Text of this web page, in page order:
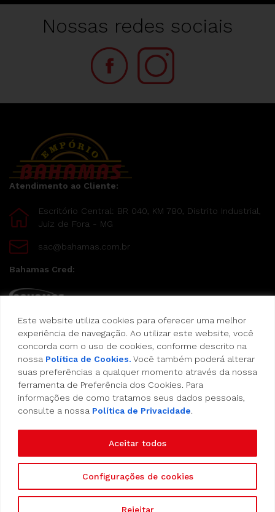
Este website utiliza cookies para oferecer uma melhor
experiência de navegação. Ao utilizar este website, você
concorda com o uso de cookies, conforme descrito na
nossa Política de Cookies. Você também poderá alterar
suas preferências a qualquer momento através da nossa
ferramenta de Preferência dos Cookies. Para
informações de como tratamos seus dados pessoais,
consulte a nossa Política de Privacidade.
Configurações de cookies
Rejeitar
Aceitar todos
Nossas redes sociais
Atendimento ao Cliente:
Escritório Central: BR 040, KM 780, Distrito Industrial,
Juiz de Fora - MG
sac@bahamas.com.br
Bahamas Cred:
Pague suas compras com o Bahamas Cred
Formas de pagamento:
Cartão de Crédito
Copyright 2023 - Empório Bahamas - Todos os